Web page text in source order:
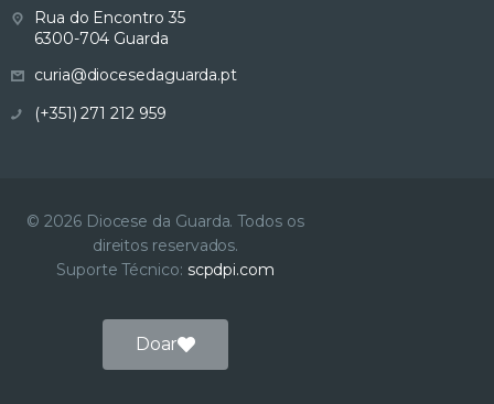
Rua do Encontro 35
6300-704 Guarda
curia@diocesedaguarda.pt
(+351) 271 212 959
© 2026 Diocese da Guarda. Todos os
direitos reservados.
Suporte Técnico: scpdpi.com
Doar